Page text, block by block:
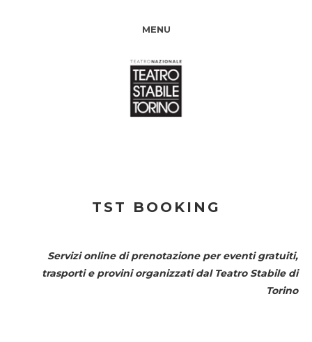
MENU
TST BOOKING
Servizi online di prenotazione per eventi gratuiti,
trasporti e provini organizzati dal Teatro Stabile di
Torino